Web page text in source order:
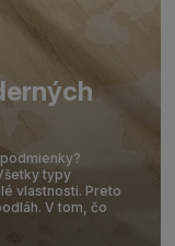
typy
vlastnosti. Preto
V tom, čo